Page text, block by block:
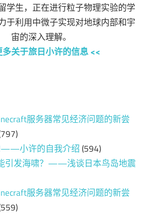
学生，正在进行粒子物理实验的学
于利用中微子实现对地球内部和宇
宙的深入理解。
多关于旅日小许的信息 <<
服务器常见经济问题的新尝
小许的自我介绍(594)
引发海啸？——浅谈日本鸟岛地震
服务器常见经济问题的新尝